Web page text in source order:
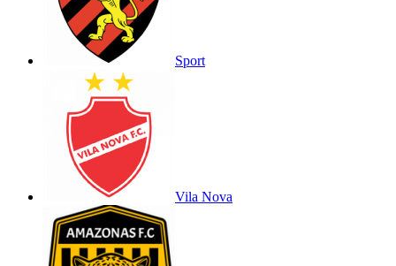
Sport
Vila Nova